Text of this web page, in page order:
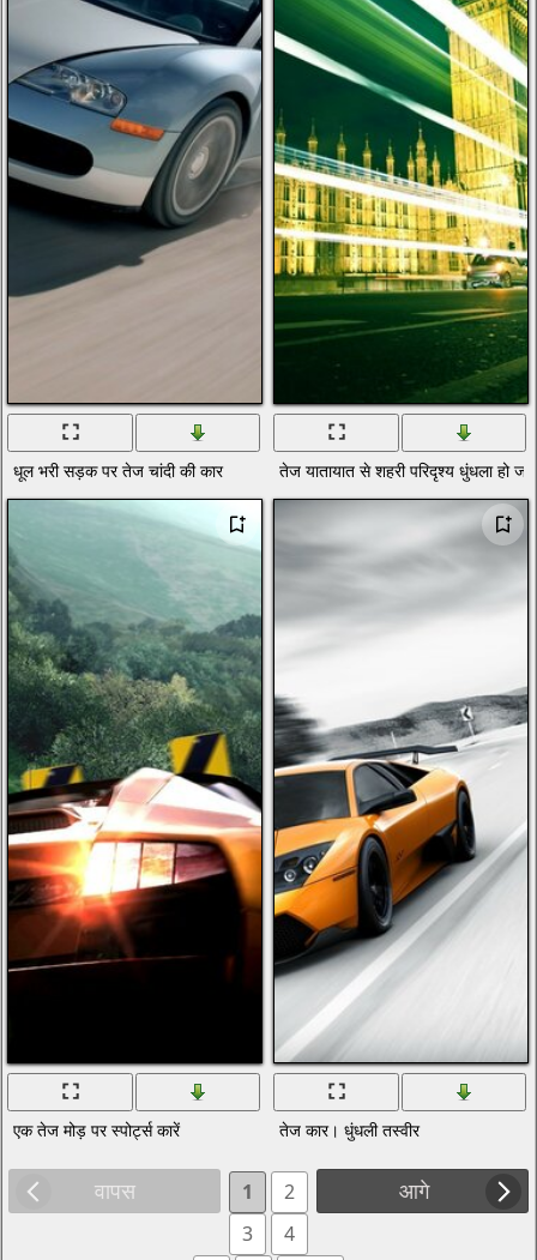
धूल भरी सड़क पर तेज चांदी की कार तेज यातायात से शहरी परिदृश्य धुंधला हो
एक तेज मोड़ पर स्पोर्ट्स कारें तेज कार। धुंधली तस्वीर
वापस आगे
1
2
3
4